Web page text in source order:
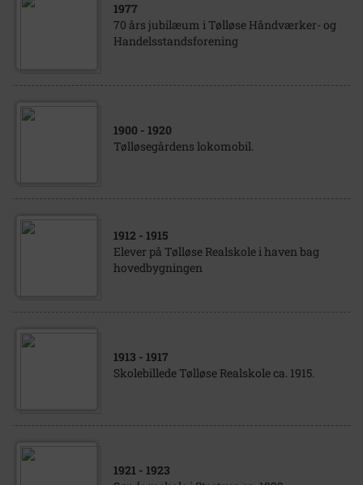
1977
70 års jubilæum i Tølløse Håndværker- og
Handelsstandsforening
1900 - 1920
Tølløsegårdens lokomobil.
1912 - 1915
Elever på Tølløse Realskole i haven bag
hovedbygningen
1913 - 1917
Skolebillede Tølløse Realskole ca. 1915.
1921 - 1923